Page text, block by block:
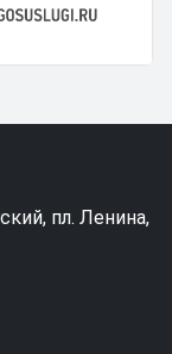
пл. Ленина,